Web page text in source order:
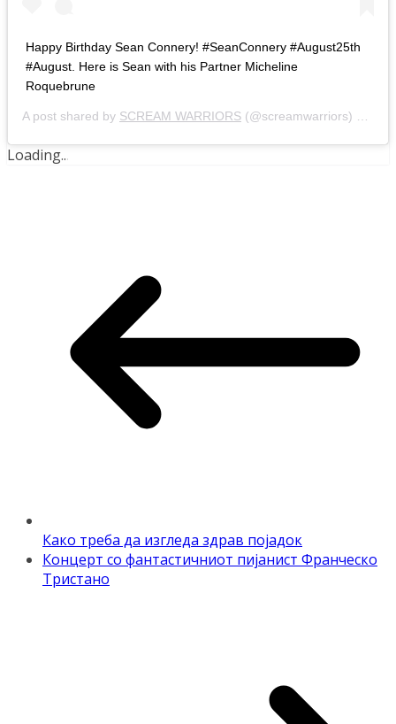
Happy Birthday Sean Connery! #SeanConnery #August25th
#August. Here is Sean with his Partner Micheline
Roquebrune
A post shared by SCREAM WARRIORS (@screamwarriors) on
Loading...
Како треба да изгледа здрав појадок
Концерт со фантастичниот пијанист Франческо
Тристано